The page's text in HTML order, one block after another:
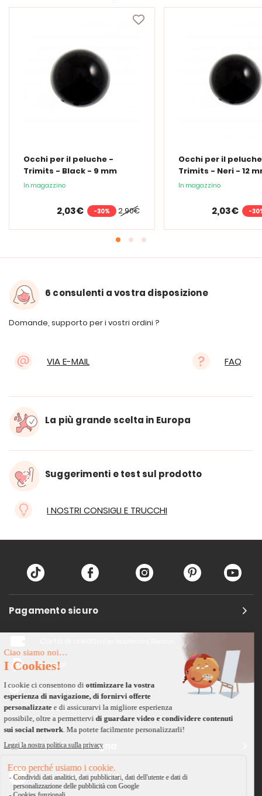
Occhi per il peluche -
Trimits - Black - 9 mm
In magazzino
2,90€
2,03€ -30%
Occhi per il
Trimits - Neri - 12
In magazzino
2,03€ -
6 consulenti a vostra disposizione
Domande, supporto per i vostri ordini ?
VIA E-MAIL FAQ
La più grande scelta in Europa
Suggerimenti e test sul prodotto
I NOSTRI CONSIGLI E TRUCCHI
Pagamento sicuro
Paypal
Bonifico Bancario
3 volte senza tasse
*Soluzioni di consegna
Delivengo Domicilio Internazionale